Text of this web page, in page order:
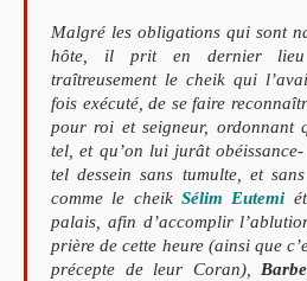
Malgré les obligations qui sont
hôte, il prit en dernier
traîtreusement le cheik qui
fois exécuté, de se faire
pour roi et seigneur, ordonnant
tel, et qu’on lui jurât
tel dessein sans tumulte, et
comme le cheik Sélim Eutemi
palais, afin d’accomplir
prière de cette heure (ainsi que
précepte de leur Coran),